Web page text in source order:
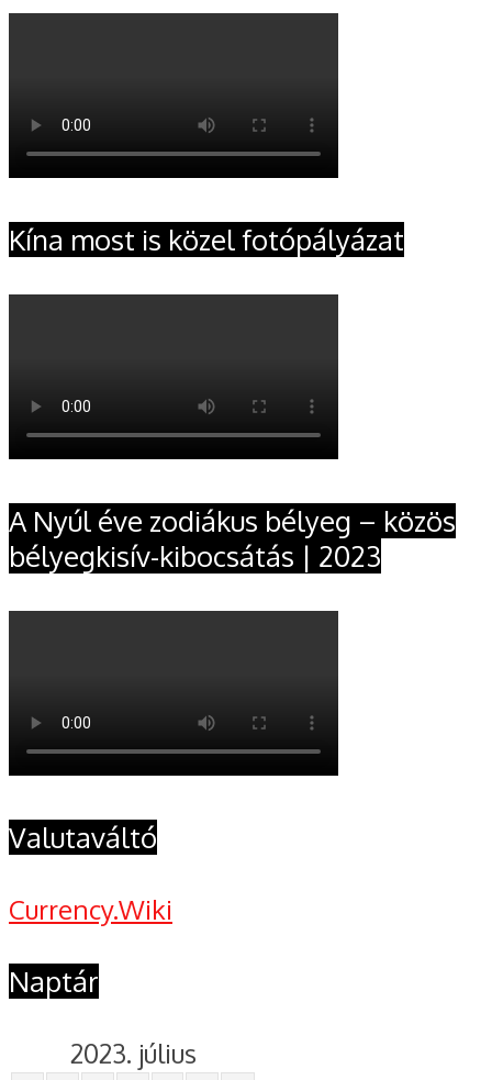
Kína most is közel fotópályázat
A Nyúl éve zodiákus bélyeg – közös
bélyegkisív-kibocsátás | 2023
Valutaváltó
Currency.Wiki
Naptár
2023. július